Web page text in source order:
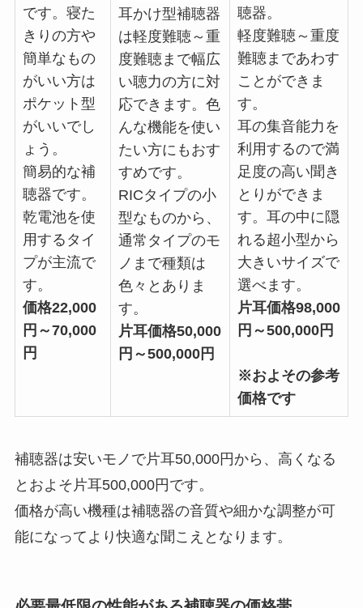
です。寝た
きりの方や
簡単なもの
がいい方は
ポケット型
がいいでし
ょう。
簡易的な補
聴器です。
乾電池を使
用するタイ
プが主流で
す。
価格22,000
円～70,000
円
耳かけ型補聴器
は軽度難聴～重
度難聴まで幅広
い聴力の方に対
応できます。色
んな機能を使い
たい方にもおす
すめです。
RICタイプの小
型なものから、
通常タイプのモ
ノまで種類は
色々とありま
す。
片耳価格50,000
円～500,000円
聴器。
軽度難聴～重度
難聴まであわす
ことができま
す。
耳の集音能力を
利用するので満
足度の高い聞き
とりができま
す。耳の中に隠
れる超小型から
大きいサイズで
選べます。
片耳価格98,000
円～500,000円
※およその参考
価格です
補聴器は安いモノで片耳50,000円から、高くなる
とおよそ片耳500,000円です。
価格が高い機種は補聴器の音質や細かな調整が可
能になってより快適な聞こえとなります。